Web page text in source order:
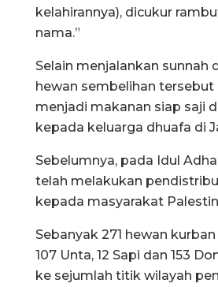
kelahirannya), dicukur
nama.”
Selain menjalankan sunnah
hewan sembelihan tersebut
menjadi makanan siap saji
kepada keluarga dhuafa di
Sebelumnya, pada Idul
telah melakukan
kepada masyarakat
Sebanyak 271 hewan
107 Unta, 12 Sapi dan 153
ke sejumlah titik wilayah